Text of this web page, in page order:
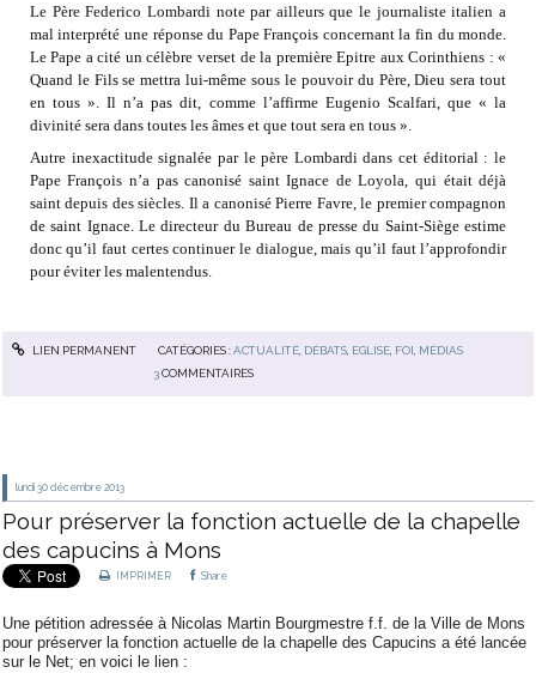
Le Père Federico Lombardi note par ailleurs que le journaliste italien a
mal interprété une réponse du Pape François concernant la fin du monde.
Le Pape a cité un célèbre verset de la première Epitre aux Corinthiens : «
Quand le Fils se mettra lui-même sous le pouvoir du Père, Dieu sera tout
en tous ». Il n’a pas dit, comme l’affirme Eugenio Scalfari, que « la
divinité sera dans toutes les âmes et que tout sera en tous ».
Autre inexactitude signalée par le père Lombardi dans cet éditorial : le
Pape François n’a pas canonisé saint Ignace de Loyola, qui était déjà
saint depuis des siècles. Il a canonisé Pierre Favre, le premier compagnon
de saint Ignace. Le directeur du Bureau de presse du Saint-Siège estime
donc qu’il faut certes continuer le dialogue, mais qu’il faut l’approfondir
pour éviter les malentendus.
LIEN PERMANENT CATÉGORIES :ACTUALITÉ, DÉBATS, EGLISE, FOI, MÉDIAS
3 COMMENTAIRES
lundi 30 décembre 2013
Pour préserver la fonction actuelle de la chapelle
des capucins à Mons
IMPRIMER Share
Une pétition adressée à Nicolas Martin Bourgmestre f.f. de la Ville de Mons
pour préserver la fonction actuelle de la chapelle des Capucins a été lancée
sur le Net; en voici le lien :